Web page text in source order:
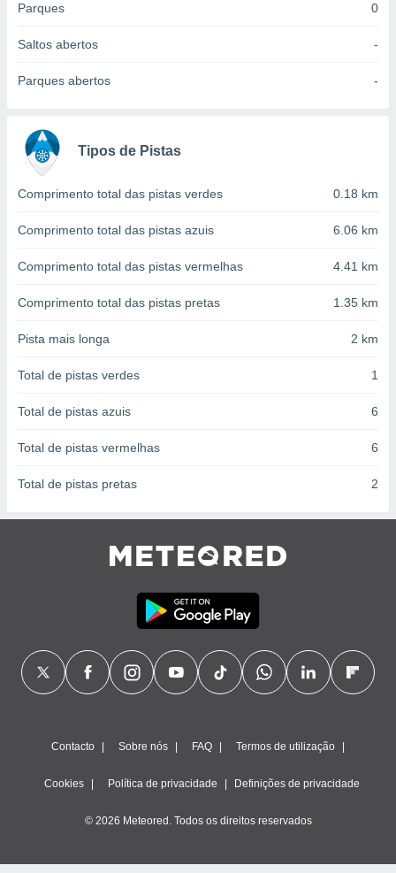
fontes,
dados
através
estudos
de
Parques 0
Saltos abertos -
Parques abertos -
Tipos de Pistas
Comprimento total das pistas verdes 0.18 km
Comprimento total das pistas azuis 6.06 km
Comprimento total das pistas vermelhas 4.41 km
Comprimento total das pistas pretas 1.35 km
Pista mais longa 2 km
Total de pistas verdes 1
Total de pistas azuis 6
Total de pistas vermelhas 6
Total de pistas pretas 2
Contacto Sobre nós FAQ Termos de utilização
Cookies Política de privacidade Definições de privacidade
© 2026 Meteored. Todos os direitos reservados